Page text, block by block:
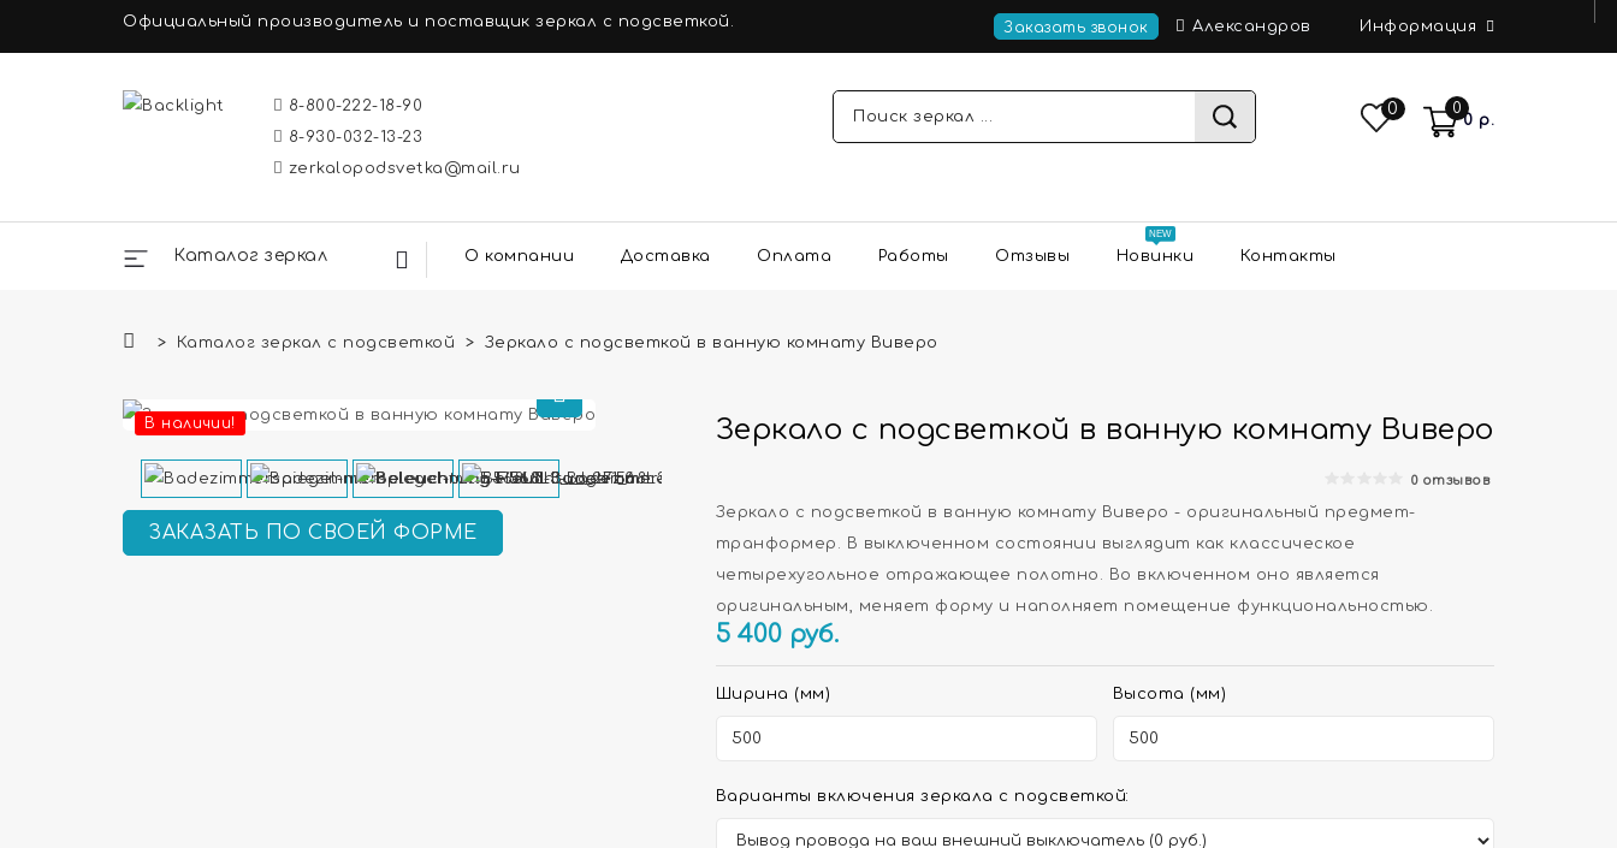
Официальный производитель и поставщик зеркал с подсветкой. Заказать звонок Александров Информация
0
0 р.
0
8-800-222-18-90
8-930-032-13-23
zerkalopodsvetka@mail.ru
Каталог зеркал О компании Доставка Оплата Работы Отзывы Новинки Контакты
Каталог зеркал с подсветкой Зеркало с подсветкой в ванную комнату Виверо
В наличии!
ЗАКАЗАТЬ ПО СВОЕЙ ФОРМЕ
Зеркало с подсветкой в ванную комнату Виверо
0 отзывов
Зеркало с подсветкой в ванную комнату Виверо - оригинальный предмет-
транформер. В выключенном состоянии выглядит как классическое
четырехугольное отражающее полотно. Во включенном оно является
оригинальным, меняет форму и наполняет помещение функциональностью.
5 400 руб.
Ширина (мм) Высота (мм)
Варианты включения зеркала с подсветкой: